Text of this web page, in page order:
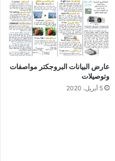
عارض البيانات البروجكتر مواصفات
وتوصيلات
5 أبريل، 2020